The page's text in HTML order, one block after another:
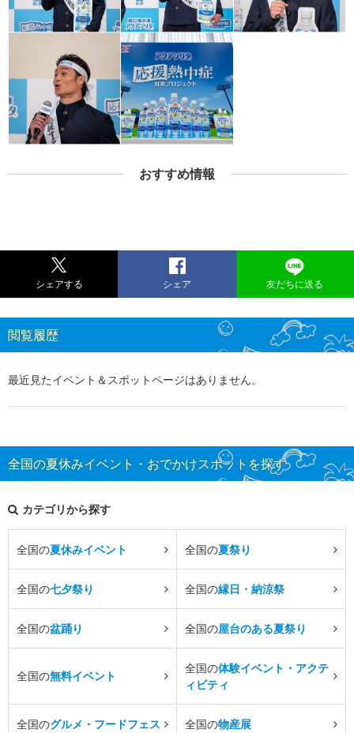
おすすめ情報
シェアする シェア 友だちに送る
閲覧履歴
最近見たイベント＆スポットページはありません。
全国の夏休みイベント・おでかけスポットを探す
カテゴリから探す
全国の夏休みイベント 全国の夏祭り
全国の七夕祭り 全国の縁日・納涼祭
全国の盆踊り 全国の屋台のある夏祭り
全国の無料イベント
全国の体験イベント・アクテ
ィビティ
全国のグルメ・フードフェス 全国の物産展